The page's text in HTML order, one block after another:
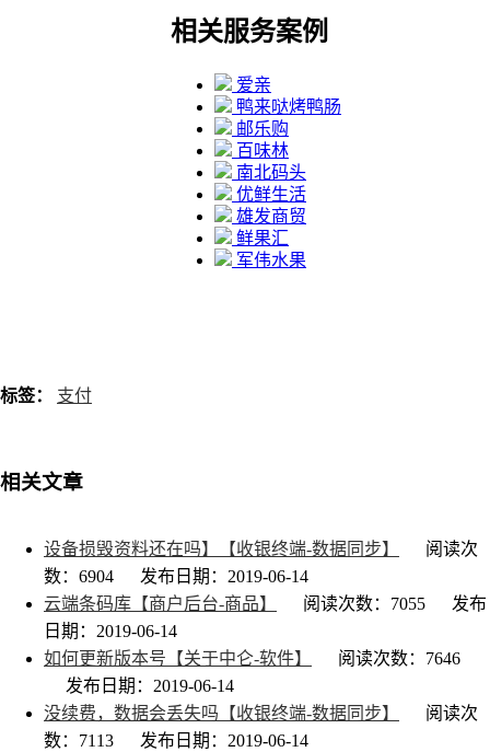
相关服务案例
爱亲
鸭来哒烤鸭肠
邮乐购
百味林
南北码头
优鲜生活
雄发商贸
鲜果汇
军伟水果
标签： 支付
相关文章
设备损毁资料还在吗】【收银终端-数据同步】
阅读次
数：6904
发布日期：2019-06-14
云端条码库【商户后台-商品】
阅读次数：7055
发布
日期：2019-06-14
如何更新版本号【关于中仑-软件】
阅读次数：7646
发布日期：2019-06-14
没续费，数据会丢失吗【收银终端-数据同步】
阅读次
数：7113
发布日期：2019-06-14